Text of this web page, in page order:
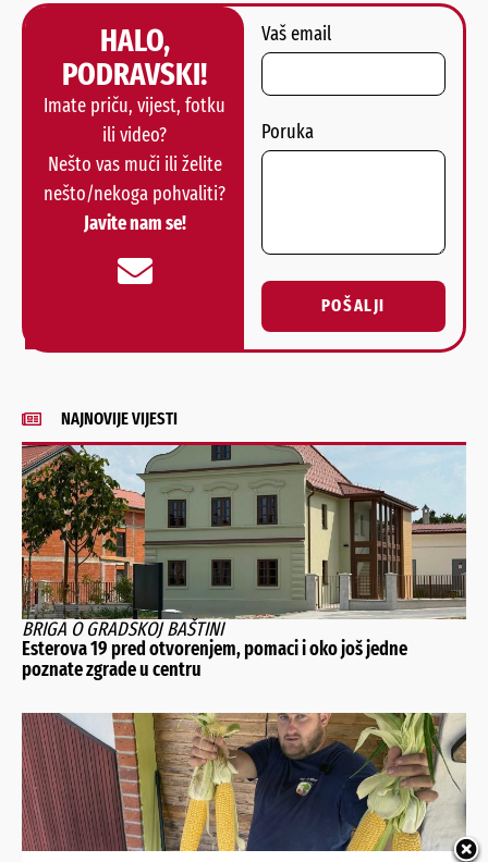
HALO,
PODRAVSKI!
Imate priču, vijest, fotku
ili video?
Nešto vas muči ili želite
nešto/nekoga pohvaliti?
Javite nam se!
Vaš email
Poruka
POŠALJI
Alternative:
NAJNOVIJE VIJESTI
BRIGA O GRADSKOJ BAŠTINI
Esterova 19 pred otvorenjem, pomaci i oko još jedne
poznate zgrade u centru